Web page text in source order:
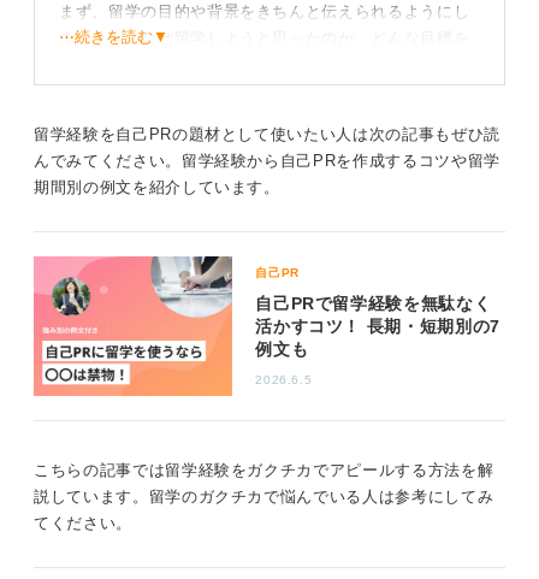
まず、留学の目的や背景をきちんと伝えられるようにし
ましょう。なぜ留学しようと思ったのか、どんな目標を
たの主体性や向上心をアピールできます。
次に、実際に留学して具体的に何をしたのか、どんな行
動を起こし、どんな成果を上げたのかを伝えられると良
いでしょう。授業を受けたのか、課外活動をしたのか、
また、異文化のなかで戸惑ったことやトラブルに直面し
た経験、そしてそれをどう乗り越えたのか、といったエ
ピソードも話せるとなお良いでしょう。
語学力だけでなく学びを仕事につなげてアピールし
そして、留学先で得た力を、志望する会社でどのように
仕事に活かしていきたいのかも伝えられると、より効果
的です。単に英語力が上がったというだけでなく、英語
⋯続きを読む▼
留学経験を自己PRの題材として使いたい人は次の記事もぜひ読
んでみてください。留学経験から自己PRを作成するコツや留学
期間別の例文を紹介しています。
自己PR
自己PRで留学経験を無駄なく
活かすコツ！ 長期・短期別の7
例文も
2026.6.5
こちらの記事では留学経験をガクチカでアピールする方法を解
説しています。留学のガクチカで悩んでいる人は参考にしてみ
てください。